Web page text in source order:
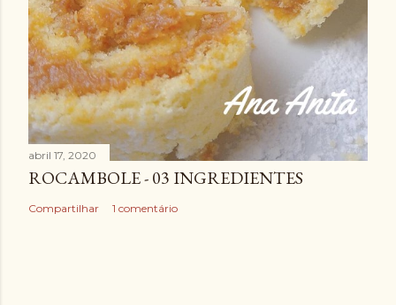
abril 17, 2020
ROCAMBOLE - 03 INGREDIENTES
Compartilhar 1 comentário